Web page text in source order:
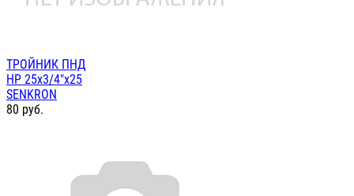
ТРОЙНИК ПНД
НР 25х3/4"х25
SENKRON
80 руб.